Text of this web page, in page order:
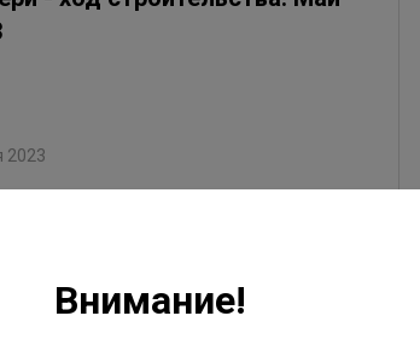
2023
- ход строительства.
Внимание!